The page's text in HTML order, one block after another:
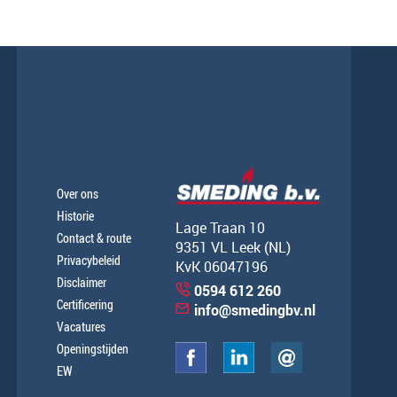
Over ons
Historie
Contact & route
Privacybeleid
Disclaimer
Certificering
Vacatures
Openingstijden
EW
Lage Traan 10
9351 VL Leek (NL)
KvK 06047196
0594 612 260
info@smedingbv.nl